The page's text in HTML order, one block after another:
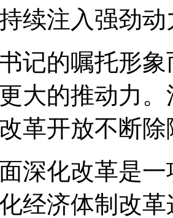
续注入强劲动
记的嘱托形
大的推动力
革开放不断
深化改革是
经济体制改革